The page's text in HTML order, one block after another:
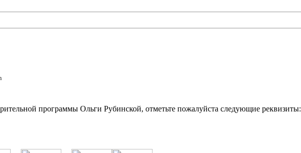
программы Ольги Рубинской, отметьте пожалуйста следующие реквизиты: